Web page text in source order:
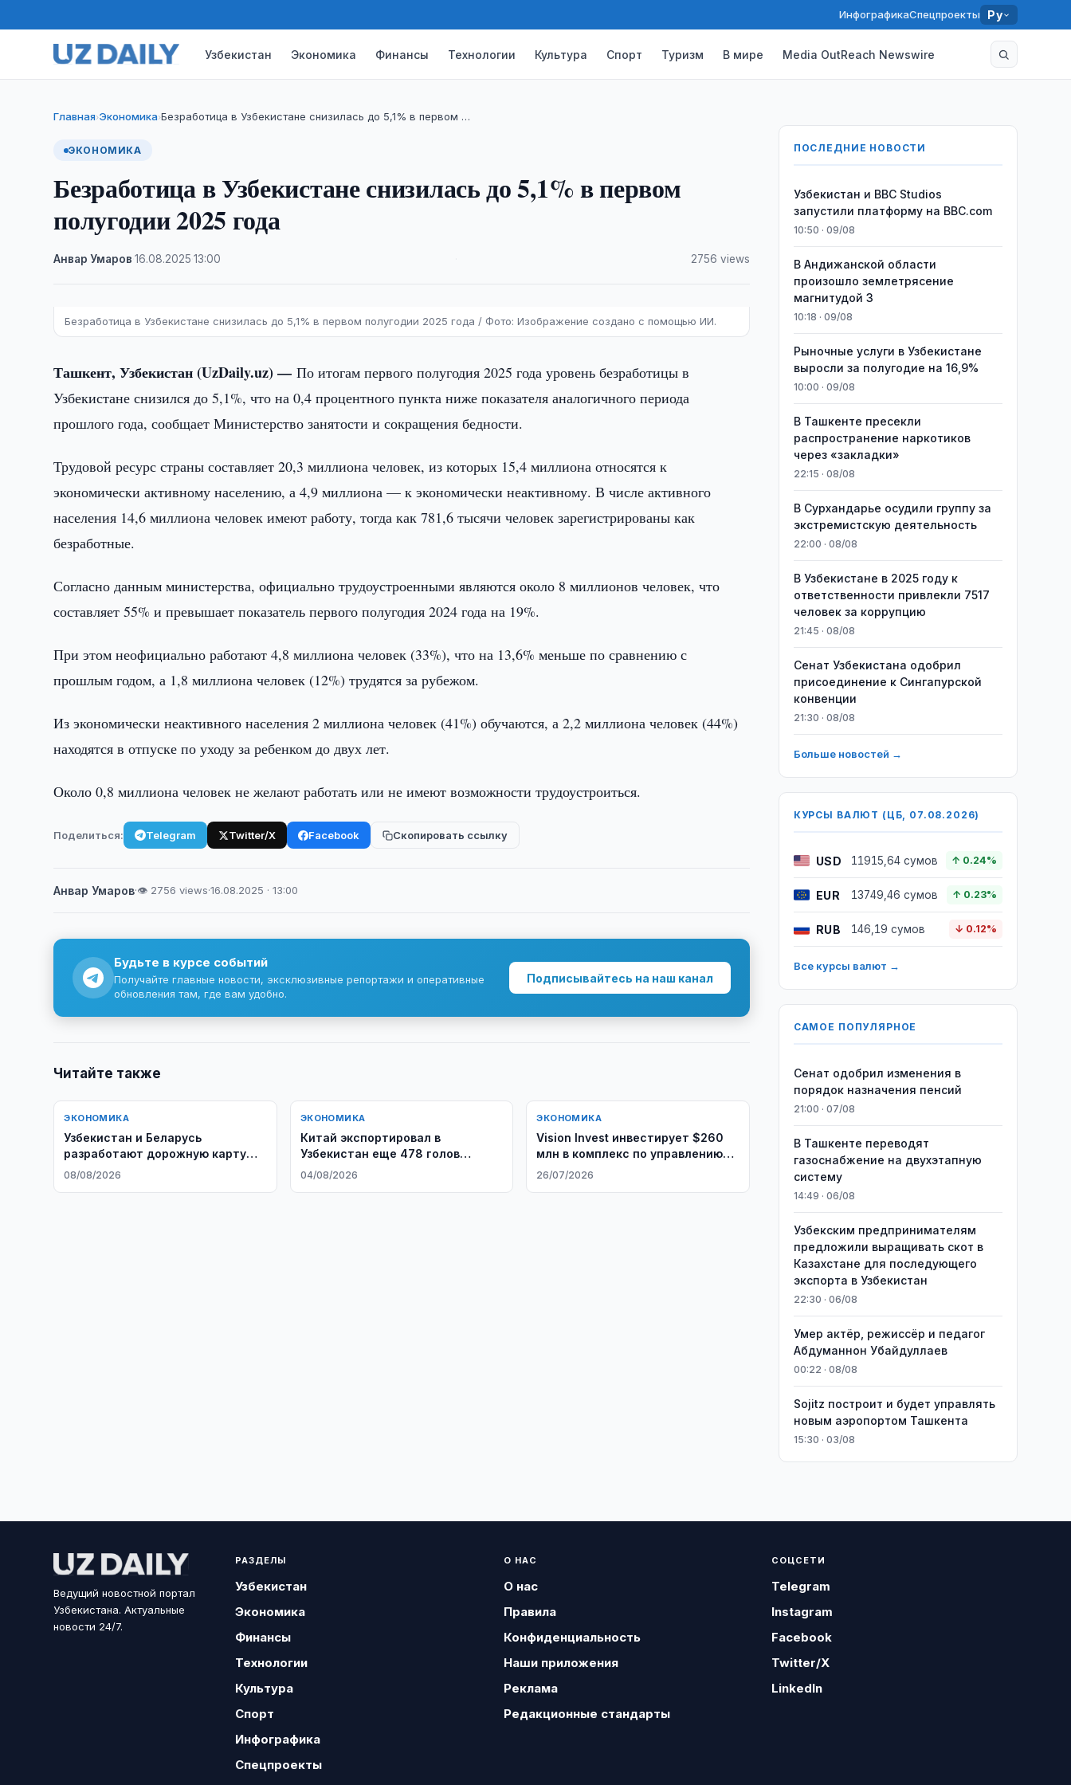
ИнфографикаСпецпроекты Ру
Узбекистан Экономика Финансы Технологии Культура Спорт Туризм В мире Media OutReach Newswire
Главная›Экономика›Безработица в Узбекистане снизилась до 5,1% в первом …
ЭКОНОМИКА
Безработица в Узбекистане снизилась до 5,1% в первом
полугодии 2025 года
Анвар Умаров ·16.08.2025 ·13:00 2756 views
Безработица в Узбекистане снизилась до 5,1% в первом полугодии 2025 года / Фото: Изображение создано с помощью ИИ.
Ташкент, Узбекистан (UzDaily.uz) —По итогам первого полугодия 2025 года уровень безработицы в
Узбекистане снизился до 5,1%, что на 0,4 процентного пункта ниже показателя аналогичного периода
прошлого года, сообщает Министерство занятости и сокращения бедности.
Трудовой ресурс страны составляет 20,3 миллиона человек, из которых 15,4 миллиона относятся к
экономически активному населению, а 4,9 миллиона — к экономически неактивному. В числе активного
населения 14,6 миллиона человек имеют работу, тогда как 781,6 тысячи человек зарегистрированы как
безработные.
Согласно данным министерства, официально трудоустроенными являются около 8 миллионов человек, что
составляет 55% и превышает показатель первого полугодия 2024 года на 19%.
При этом неофициально работают 4,8 миллиона человек (33%), что на 13,6% меньше по сравнению с
прошлым годом, а 1,8 миллиона человек (12%) трудятся за рубежом.
Из экономически неактивного населения 2 миллиона человек (41%) обучаются, а 2,2 миллиона человек (44%)
находятся в отпуске по уходу за ребенком до двух лет.
Около 0,8 миллиона человек не желают работать или не имеют возможности трудоустроиться.
Поделиться: Telegram Twitter/X Facebook Скопировать ссылку
Анвар Умаров·👁 2756 views·16.08.2025 · 13:00
Будьте в курсе событий
Получайте главные новости, эксклюзивные репортажи и оперативные
обновления там, где вам удобно.
Подписывайтесь на наш канал
Читайте также
ЭКОНОМИКА
Узбекистан и Беларусь
разработают дорожную карту
сотрудничества в энергетике
08/08/2026
ЭКОНОМИКА
Китай экспортировал в
Узбекистан еще 478 голов
крупного рогатого скота
04/08/2026
ЭКОНОМИКА
Vision Invest инвестирует $260
млн в комплекс по управлению
опасными отходами в
26/07/2026
ПОСЛЕДНИЕ НОВОСТИ
Узбекистан и BBC Studios
запустили платформу на BBC.com
10:50 · 09/08
В Андижанской области
произошло землетрясение
магнитудой 3
10:18 · 09/08
Рыночные услуги в Узбекистане
выросли за полугодие на 16,9%
10:00 · 09/08
В Ташкенте пресекли
распространение наркотиков
через «закладки»
22:15 · 08/08
В Сурхандарье осудили группу за
экстремистскую деятельность
22:00 · 08/08
В Узбекистане в 2025 году к
ответственности привлекли 7517
человек за коррупцию
21:45 · 08/08
Сенат Узбекистана одобрил
присоединение к Сингапурской
конвенции
21:30 · 08/08
Больше новостей →
КУРСЫ ВАЛЮТ (ЦБ, 07.08.2026)
USD 11915,64 сумов ↑ 0.24%
EUR 13749,46 сумов ↑ 0.23%
RUB 146,19 сумов ↓ 0.12%
Все курсы валют →
САМОЕ ПОПУЛЯРНОЕ
Сенат одобрил изменения в
порядок назначения пенсий
21:00 · 07/08
В Ташкенте переводят
газоснабжение на двухэтапную
систему
14:49 · 06/08
Узбекским предпринимателям
предложили выращивать скот в
Казахстане для последующего
экспорта в Узбекистан
22:30 · 06/08
Умер актёр, режиссёр и педагог
Абдуманнон Убайдуллаев
00:22 · 08/08
Sojitz построит и будет управлять
новым аэропортом Ташкента
15:30 · 03/08
Ведущий новостной портал
Узбекистана. Актуальные
новости 24/7.
РАЗДЕЛЫ
Узбекистан
Экономика
Финансы
Технологии
Культура
Спорт
Инфографика
Спецпроекты
О НАС
О нас
Правила
Конфиденциальность
Наши приложения
Реклама
Редакционные стандарты
СОЦСЕТИ
Telegram
Instagram
Facebook
Twitter/X
LinkedIn